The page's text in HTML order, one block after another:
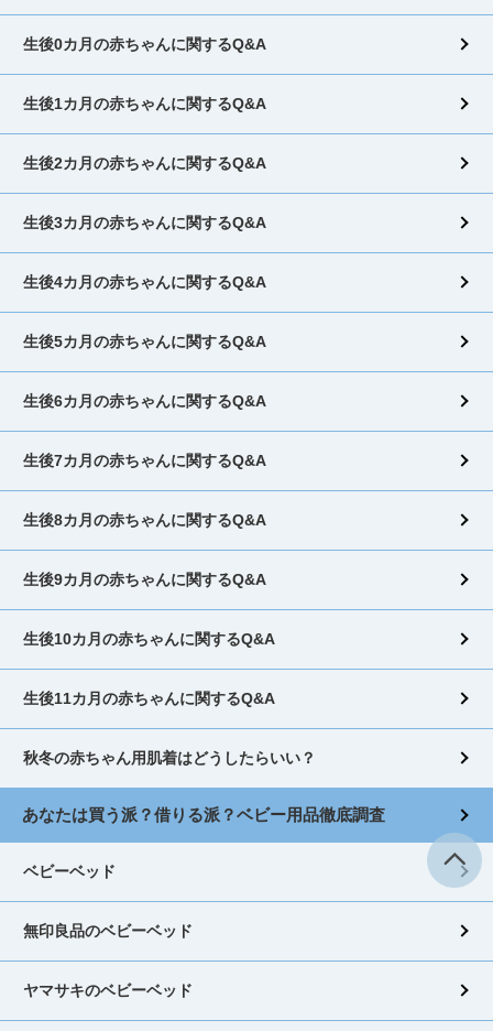
生後0カ月の赤ちゃんに関するQ&A
生後1カ月の赤ちゃんに関するQ&A
生後2カ月の赤ちゃんに関するQ&A
生後3カ月の赤ちゃんに関するQ&A
生後4カ月の赤ちゃんに関するQ&A
生後5カ月の赤ちゃんに関するQ&A
生後6カ月の赤ちゃんに関するQ&A
生後7カ月の赤ちゃんに関するQ&A
生後8カ月の赤ちゃんに関するQ&A
生後9カ月の赤ちゃんに関するQ&A
生後10カ月の赤ちゃんに関するQ&A
生後11カ月の赤ちゃんに関するQ&A
秋冬の赤ちゃん用肌着はどうしたらいい？
あなたは買う派？借りる派？ベビー用品徹底調査
ベビーベッド
無印良品のベビーベッド
ヤマサキのベビーベッド